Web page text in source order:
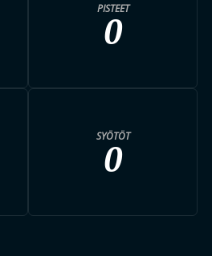
PISTEET
0
SYÖTÖT
0